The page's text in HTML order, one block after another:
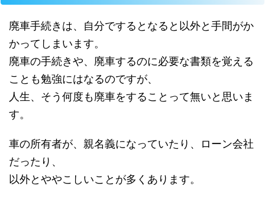
廃車手続きは、自分でするとなると以外と手間がか
かってしまいます。
廃車の手続きや、廃車するのに必要な書類を覚える
ことも勉強にはなるのですが、
人生、そう何度も廃車をすることって無いと思いま
す。
車の所有者が、親名義になっていたり、ローン会社
だったり、
以外とややこしいことが多くあります。